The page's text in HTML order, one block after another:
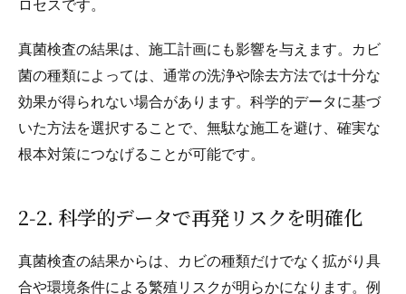
ロセスです。
真菌検査の結果は、施工計画にも影響を与えます。カビ
菌の種類によっては、通常の洗浄や除去方法では十分な
効果が得られない場合があります。科学的データに基づ
いた方法を選択することで、無駄な施工を避け、確実な
根本対策につなげることが可能です。
2‑2. 科学的データで再発リスクを明確化
真菌検査の結果からは、カビの種類だけでなく拡がり具
合や環境条件による繁殖リスクが明らかになります。例